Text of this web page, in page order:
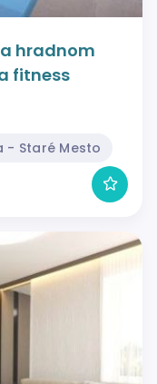
hradnom
fitness
- Staré Mesto